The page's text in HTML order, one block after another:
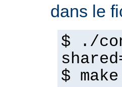
dans le
$ ./
$